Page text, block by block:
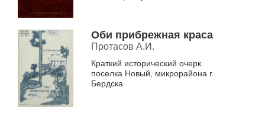
Оби прибрежная краса
Протасов А.И.
Краткий исторический очерк
поселка Новый, микрорайона г.
Бердска